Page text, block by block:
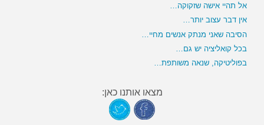
אל תהיי אישה שזקוקה…
אין דבר עצוב יותר…
הסיבה שאני מנתק אנשים מחיי…
בכל קואליציה יש גם…
בפוליטיקה, שנאה משותפת…
מצאו אותנו כאן: